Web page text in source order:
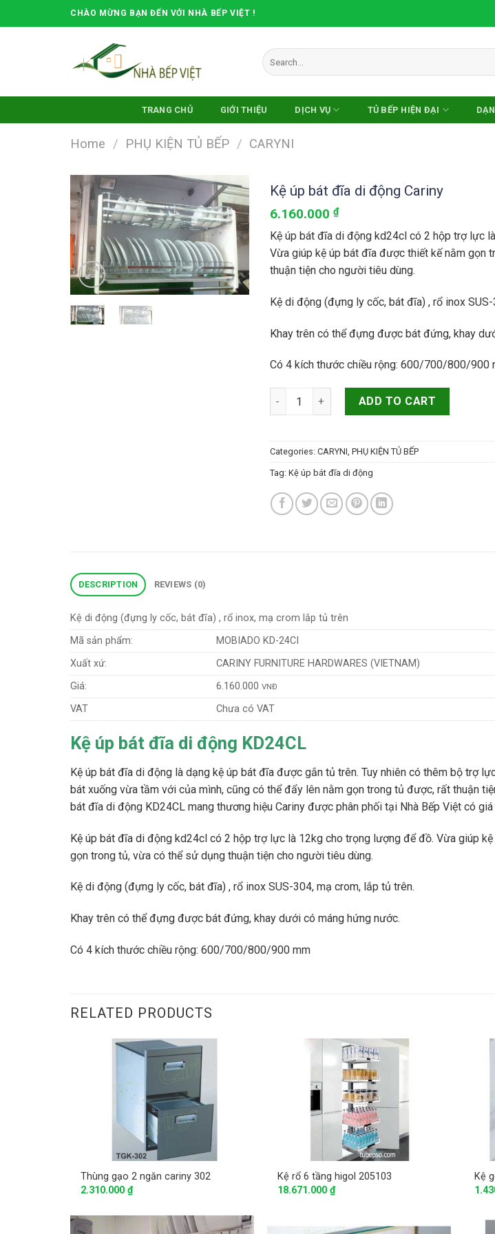
to
CHÀO MỪNG BẠN ĐẾN VỚI NHÀ BẾP VIỆT !
Search
for:
TRANG CHỦ GIỚI THIỆU DỊCH VỤ TỦ BẾP HIỆN ĐẠI
Home / PHỤ KIỆN TỦ BẾP / CARYNI
Kệ úp bát đĩa di động Cariny
6.160.000 ₫
Kệ úp bát đĩa di động kd24cl có 2 hộp trợ lực
Vừa giúp kệ úp bát đĩa được thiết kế nằm gọn
thuận tiện cho người tiêu dùng.
Kệ di động (đựng ly cốc, bát đĩa) , rổ inox
Khay trên có thể đựng được bát đứng, khay
Có 4 kích thước chiều rộng: 600/700/800/900
Kệ úp bát đĩa di động Cariny quantity
ADD TO CART
Categories: CARYNI, PHỤ KIỆN TỦ BẾP
Tag: Kệ úp bát đĩa di động
DESCRIPTION REVIEWS (0)
Kệ di động (đựng ly cốc, bát đĩa) , rổ inox, mạ crom lắp tủ trên
Mã sản phẩm:
MOBIADO KD-24CI
Xuất xứ:
CARINY FURNITURE HARDWARES (VIETNAM)
Giá:
6.160.000VNĐ
VAT Chưa có VAT
Kệ úp bát đĩa di động KD24CL
Kệ úp bát đĩa di động là dạng kệ úp bát đĩa được gắn tủ trên. Tuy nhiên có thêm bộ trợ
bát xuống vừa tầm với của mình, cũng có thể đẩy lên nằm gọn trong tủ được, rất thuận
bát đĩa di động KD24CL mang thương hiệu Cariny được phân phối tại Nhà Bếp Việt có
Kệ úp bát đĩa di động kd24cl có 2 hộp trợ lực là 12kg cho trọng lượng để đồ. Vừa giúp
gọn trong tủ, vừa có thể sử dụng thuận tiện cho người tiêu dùng.
Kệ di động (đựng ly cốc, bát đĩa) , rổ inox SUS-304, mạ crom, lắp tủ trên.
Khay trên có thể đựng được bát đứng, khay dưới có máng hứng nước.
Có 4 kích thước chiều rộng: 600/700/800/900 mm
RELATED PRODUCTS
Thùng gạo 2 ngăn cariny 302
2.310.000 ₫
Kệ rổ 6 tầng higol 205103
18.671.000₫
Kệ